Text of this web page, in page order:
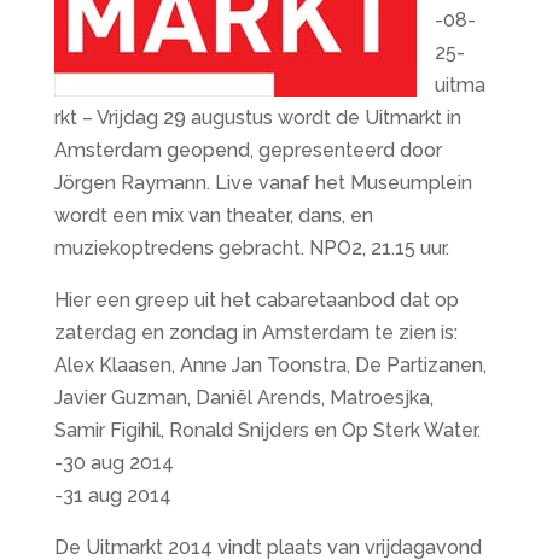
-08-
25-
uitma
rkt – Vrijdag 29 augustus wordt de Uitmarkt in
Amsterdam geopend, gepresenteerd door
Jörgen Raymann. Live vanaf het Museumplein
wordt een mix van theater, dans, en
muziekoptredens gebracht. NPO2, 21.15 uur.
Hier een greep uit het cabaretaanbod dat op
zaterdag en zondag in Amsterdam te zien is:
Alex Klaasen, Anne Jan Toonstra, De Partizanen,
Javier Guzman, Daniël Arends, Matroesjka,
Samir Figihil, Ronald Snijders en Op Sterk Water.
-30 aug 2014
-31 aug 2014
De Uitmarkt 2014 vindt plaats van vrijdagavond